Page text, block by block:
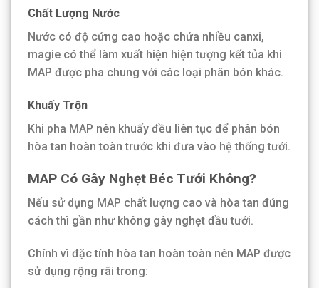
Chất Lượng Nước
Nước có độ cứng cao hoặc chứa nhiều canxi,
magie có thể làm xuất hiện hiện tượng kết tủa khi
MAP được pha chung với các loại phân bón khác.
Khuấy Trộn
Khi pha MAP nên khuấy đều liên tục để phân bón
hòa tan hoàn toàn trước khi đưa vào hệ thống tưới.
MAP Có Gây Nghẹt Béc Tưới Không?
Nếu sử dụng MAP chất lượng cao và hòa tan đúng
cách thì gần như không gây nghẹt đầu tưới.
Chính vì đặc tính hòa tan hoàn toàn nên MAP được
sử dụng rộng rãi trong: